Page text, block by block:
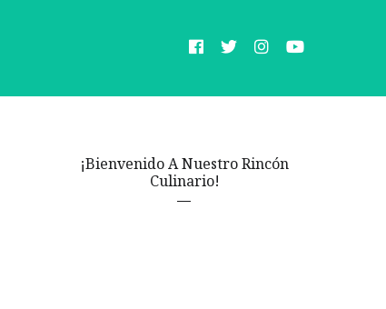
¡Bienvenido A Nuestro Rincón
Culinario!